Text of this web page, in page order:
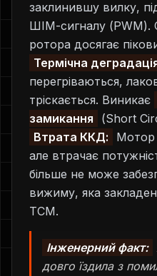
заклинившу вилку,
ШІМ-сигналу (PWM).
ротора досягає
Термічна
перегріваються,
тріскається. Виникає
замикання
(Short
Втрата ККД:
Мотор
але втрачає
більше не може
вижиму, яка
TCM.
Інженерний факт:
довго їздила з